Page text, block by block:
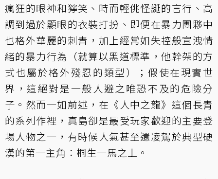
瘋狂的眼神和獰笑、時而輕佻怪誕的言行、高
調到過於顯眼的衣裝打扮、即便在暴力團夥中
也格外華麗的刺青，加上經常如失控般宣洩情
緒的暴力行為（就算以黑道標準，他幹架的方
式也屬於格外殘忍的類型）；假使在現實世
界，這絕對是一般人避之唯恐不及的危險分
子。然而一如前述，在《人中之龍》這個長青
的系列作裡，真島卻是最受玩家歡迎的主要登
場人物之一，有時候人氣甚至還凌駕於典型硬
漢的第一主角：桐生一馬之上。